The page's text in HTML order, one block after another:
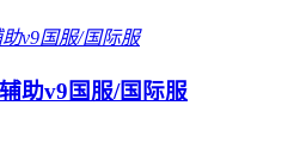
助v9国服/国际服